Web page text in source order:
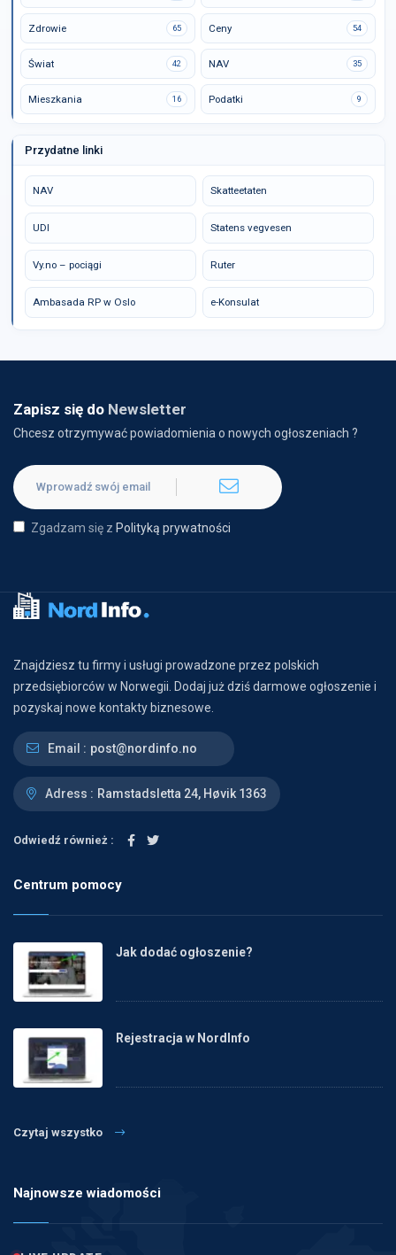
Zdrowie 65 Ceny 54
Świat 42 NAV 35
Mieszkania 16 Podatki 9
Przydatne linki
NAV Skatteetaten
UDI Statens vegvesen
Vy.no – pociągi Ruter
Ambasada RP w Oslo e-Konsulat
Zapisz się do Newsletter
Chcesz otrzymywać powiadomienia o nowych ogłoszeniach ?
Zgadzam się z Polityką prywatności
Znajdziesz tu firmy i usługi prowadzone przez polskich
przedsiębiorców w Norwegii. Dodaj już dziś darmowe ogłoszenie i
pozyskaj nowe kontakty biznesowe.
Email : post@nordinfo.no
Adress : Ramstadsletta 24, Høvik 1363
Odwiedź również :
Centrum pomocy
Jak dodać ogłoszenie?
Rejestracja w NordInfo
Czytaj wszystko
Najnowsze wiadomości